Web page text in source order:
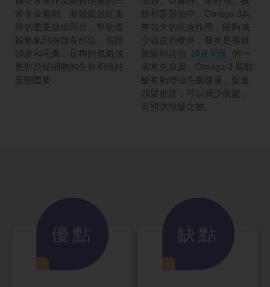
常生長週期。而鐵質是紅血
球的重要組成部分，幫助運
輸氧氣到身體各部位，包括
頭皮和毛囊，足夠的氧氣供
應對頭髮細胞的生長和維持
至關重要。
桃和藻類油中。Omega-3具
有強大的抗炎作用，能夠減
少頭皮的發炎，發炎是導致
脫髮和其他
頭皮問題
的一
個常見原因。Omega-3 脂肪
酸有助增強毛囊健康、促進
頭髮密度，可以減少脫髮，
有預防脫髮之效。
優點 缺點